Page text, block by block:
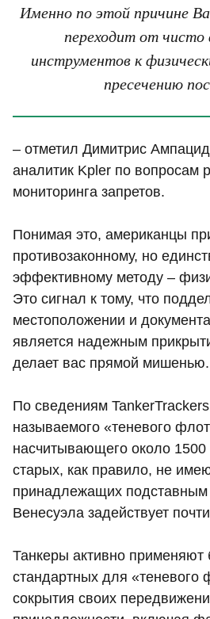
Именно по этой причине
переходит от чисто
инструментов к
пресечению
– отметил Димитрис
аналитик Kpler по вопросам
мониторинга запретов.
Понимая это, американцы
противозаконному, но
эффективному методу –
Это сигнал к тому, что
местоположении и
является надежным
делает вас прямой мишенью.
По сведениям
называемого «теневого
насчитывающего около 1500
старых, как правило, не
принадлежащих подставным
Венесуэла задействует
Танкеры активно применяют
стандартных для «теневого
сокрытия своих